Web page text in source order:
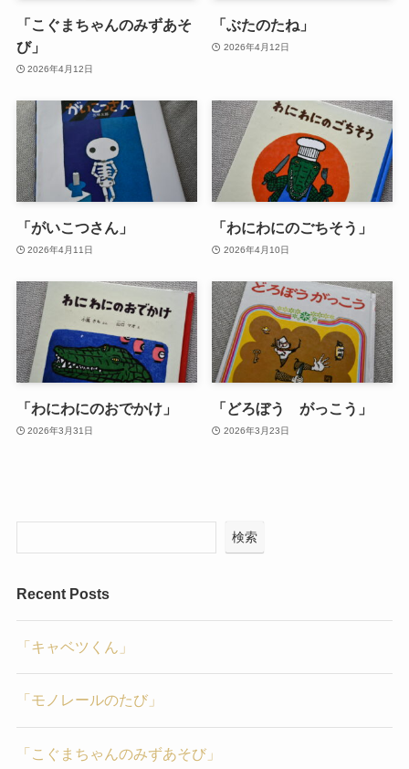
「こぐまちゃんのみずあそ
び」
2026年4月12日
「ぶたのたね」
2026年4月12日
「がいこつさん」
2026年4月11日
「わにわにのごちそう」
2026年4月10日
「わにわにのおでかけ」
2026年3月31日
「どろぼう がっこう」
2026年3月23日
検索
Recent Posts
「キャベツくん」
「モノレールのたび」
「こぐまちゃんのみずあそび」